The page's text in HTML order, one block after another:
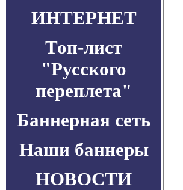
ИНТЕРНЕТ
Топ-лист
"Русского
переплета"
Баннерная сеть
Наши баннеры
НОВОСТИ